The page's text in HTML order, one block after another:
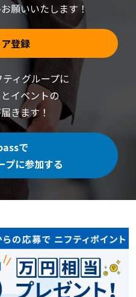
願いいたします！
登録
ィグループに
イベントの
きます！
で
プに参加する